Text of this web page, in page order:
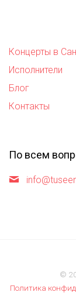
Концерты в
Исполнители
Блог
Контакты
По всем
©
Политика